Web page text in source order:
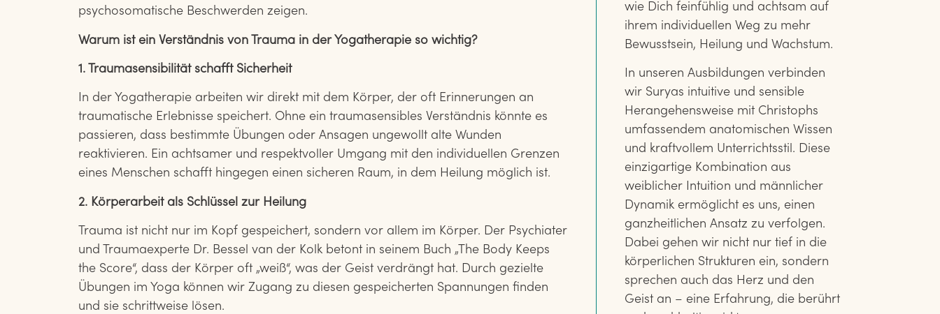
psychosomatische Beschwerden zeigen.
Warum ist ein Verständnis von Trauma in der Yogatherapie so wichtig?
1. Traumasensibilität schafft Sicherheit
In der Yogatherapie arbeiten wir direkt mit dem Körper, der oft Erinnerungen an
traumatische Erlebnisse speichert. Ohne ein traumasensibles Verständnis könnte es
passieren, dass bestimmte Übungen oder Ansagen ungewollt alte Wunden
reaktivieren. Ein achtsamer und respektvoller Umgang mit den individuellen Grenzen
eines Menschen schafft hingegen einen sicheren Raum, in dem Heilung möglich ist.
2. Körperarbeit als Schlüssel zur Heilung
Trauma ist nicht nur im Kopf gespeichert, sondern vor allem im Körper. Der Psychiater
und Traumaexperte Dr. Bessel van der Kolk betont in seinem Buch „The Body Keeps
the Score“, dass der Körper oft „weiß“, was der Geist verdrängt hat. Durch gezielte
Übungen im Yoga können wir Zugang zu diesen gespeicherten Spannungen finden
und sie schrittweise lösen.
wie Dich feinfühlig und achtsam auf
ihrem individuellen Weg zu mehr
Bewusstsein, Heilung und Wachstum.
In unseren Ausbildungen verbinden
wir Suryas intuitive und sensible
Herangehensweise mit Christophs
umfassendem anatomischen Wissen
und kraftvollem Unterrichtsstil. Diese
einzigartige Kombination aus
weiblicher Intuition und männlicher
Dynamik ermöglicht es uns, einen
ganzheitlichen Ansatz zu verfolgen.
Dabei gehen wir nicht nur tief in die
körperlichen Strukturen ein, sondern
sprechen auch das Herz und den
Geist an – eine Erfahrung, die berührt